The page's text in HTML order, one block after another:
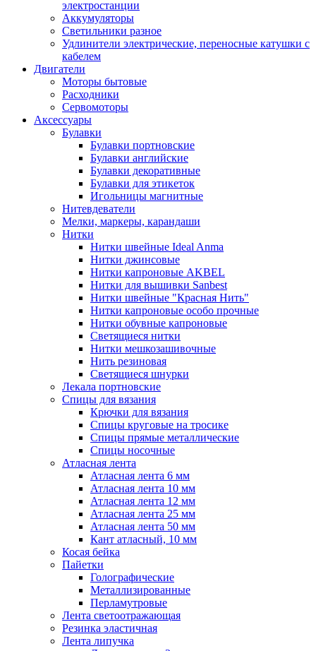
электростанции
Аккумуляторы
Светильники разное
Удлинители электрические, переносные катушки с
кабелем
Двигатели
Моторы бытовые
Расходники
Сервомоторы
Аксессуары
Булавки
Булавки портновские
Булавки английские
Булавки декоративные
Булавки для этикеток
Игольницы магнитные
Нитевдеватели
Мелки, маркеры, карандаши
Нитки
Нитки швейные Ideal Anma
Нитки джинсовые
Нитки капроновые AKBEL
Нитки для вышивки Sanbest
Нитки швейные "Красная Нить"
Нитки капроновые особо прочные
Нитки обувные капроновые
Светящиеся нитки
Нитки мешкозашивочные
Нить резиновая
Светящиеся шнурки
Лекала портновские
Спицы для вязания
Крючки для вязания
Спицы круговые на тросике
Спицы прямые металлические
Спицы носочные
Атласная лента
Атласная лента 6 мм
Атласная лента 10 мм
Атласная лента 12 мм
Атласная лента 25 мм
Атласная лента 50 мм
Кант атласный, 10 мм
Косая бейка
Пайетки
Голографические
Металлизированные
Перламутровые
Лента светоотражающая
Резинка эластичная
Лента липучка